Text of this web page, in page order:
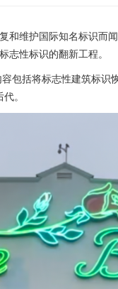
和维护国际知名标识而
志性标识的翻新工程。
包括将标志性建筑标
。